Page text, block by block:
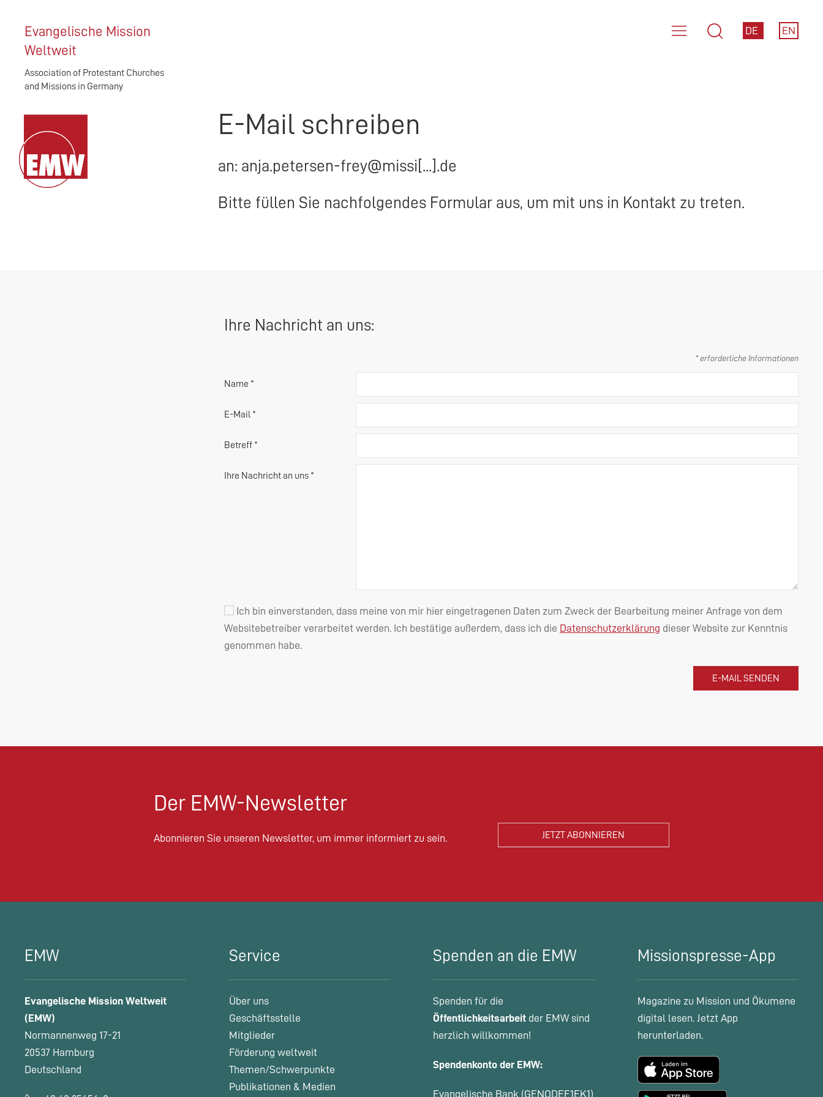
Evangelische Mission
Weltweit
Association of Protestant Churches
and Missions in Germany
DE EN
E-Mail schreiben
an: anja.petersen-frey@missi[...].de
Bitte füllen Sie nachfolgendes Formular aus, um mit uns in Kontakt zu treten.
Ihre Nachricht an uns:
* erforderliche Informationen
Name *
E-Mail *
Betreff *
Ihre Nachricht an uns *
Ich bin einverstanden, dass meine von mir hier eingetragenen Daten zum Zweck der Bearbeitung meiner Anfrage von dem
Websitebetreiber verarbeitet werden. Ich bestätige außerdem, dass ich die Datenschutzerklärung dieser Website zur Kenntnis
genommen habe.
Der EMW-Newsletter
Abonnieren Sie unseren Newsletter, um immer informiert zu sein.
EMW
Evangelische Mission Weltweit
(EMW)
Normannenweg 17-21
20537 Hamburg
Deutschland
Service
Über uns
Geschäftsstelle
Mitglieder
Förderung weltweit
Themen/Schwerpunkte
Publikationen & Medien
Spenden an die EMW
Spenden für die
Öffentlichkeitsarbeit der EMW sind
herzlich willkommen!
Spendenkonto der EMW:
Evangelische Bank (GENODEF1EK1)
Missionspresse-App
Magazine zu Mission und Ökumene
digital lesen. Jetzt App
herunterladen.